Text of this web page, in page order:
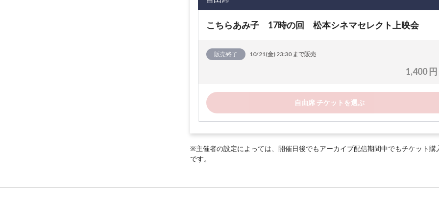
こちらあみ子 17時の回 松本シネマセレクト上映会
販売終了 10/21(金) 23:30 まで販売
1,400 円
自由席 チケットを選ぶ
※主催者の設定によっては、開催日後でもアーカイブ配信期間中でもチケット購
です。